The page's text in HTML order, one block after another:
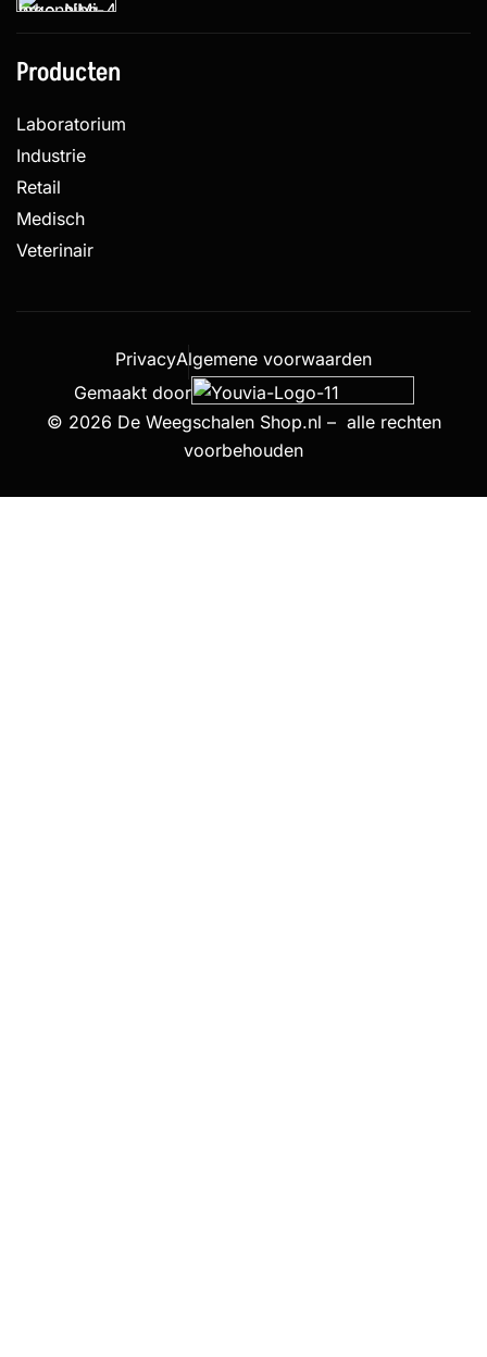
Producten
Laboratorium
Industrie
Retail
Medisch
Veterinair
© 2026 De Weegschalen Shop.nl – alle rechten
voorbehouden
Gemaakt door
PrivacyAlgemene voorwaarden